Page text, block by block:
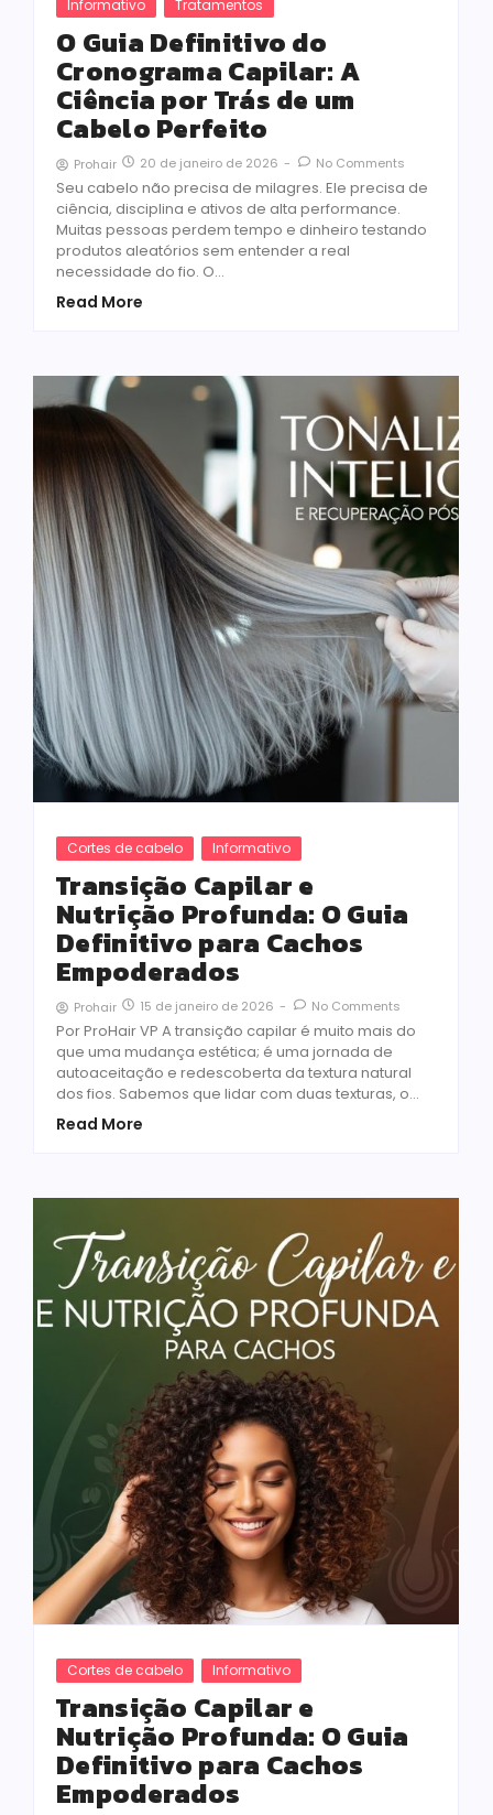
Informativo Tratamentos
O Guia Definitivo do
Cronograma Capilar: A
Ciência por Trás de um
Cabelo Perfeito
Prohair 20 de janeiro de 2026 - No Comments
Seu cabelo não precisa de milagres. Ele precisa de
ciência, disciplina e ativos de alta performance.
Muitas pessoas perdem tempo e dinheiro testando
produtos aleatórios sem entender a real
necessidade do fio. O…
Read More
Cortes de cabelo Informativo
Transição Capilar e
Nutrição Profunda: O Guia
Definitivo para Cachos
Empoderados
Prohair 15 de janeiro de 2026 - No Comments
Por ProHair VP A transição capilar é muito mais do
que uma mudança estética; é uma jornada de
autoaceitação e redescoberta da textura natural
dos fios. Sabemos que lidar com duas texturas, o…
Read More
Cortes de cabelo Informativo
Transição Capilar e
Nutrição Profunda: O Guia
Definitivo para Cachos
Empoderados